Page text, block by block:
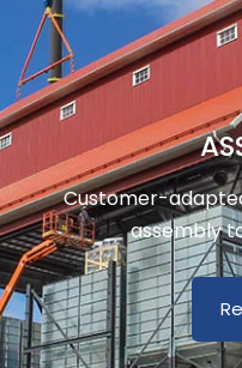
Customer-
assembly